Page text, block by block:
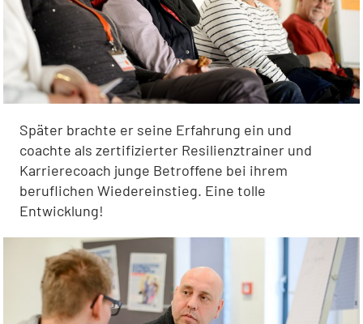
Später brachte er seine Erfahrung ein und
coachte als zertifizierter Resilienztrainer und
Karrierecoach junge Betroffene bei ihrem
beruflichen Wiedereinstieg. Eine tolle
Entwicklung!